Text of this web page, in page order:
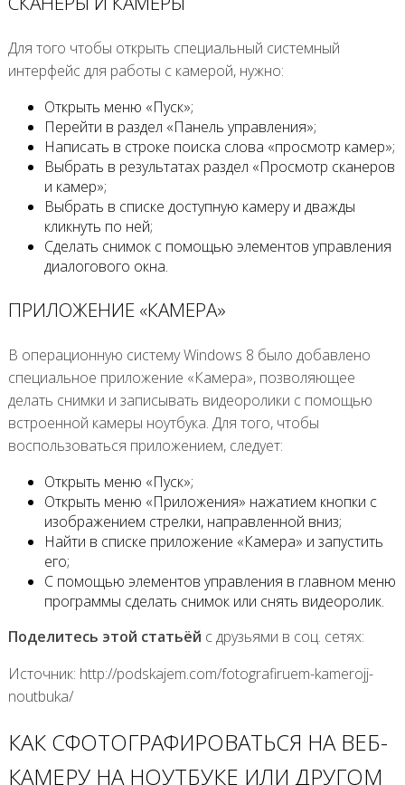
Для того чтобы открыть специальный системный
интерфейс для работы с камерой, нужно:
Открыть меню «Пуск»;
Перейти в раздел «Панель управления»;
Написать в строке поиска слова «просмотр камер»;
Выбрать в результатах раздел «Просмотр сканеров
и камер»;
Выбрать в списке доступную камеру и дважды
кликнуть по ней;
Сделать снимок с помощью элементов управления
диалогового окна.
ПРИЛОЖЕНИЕ «КАМЕРА»
В операционную систему Windows 8 было добавлено
специальное приложение «Камера», позволяющее
делать снимки и записывать видеоролики с помощью
встроенной камеры ноутбука. Для того, чтобы
воспользоваться приложением, следует:
Открыть меню «Пуск»;
Открыть меню «Приложения» нажатием кнопки с
изображением стрелки, направленной вниз;
Найти в списке приложение «Камера» и запустить
его;
С помощью элементов управления в главном меню
программы сделать снимок или снять видеоролик.
Поделитесь этой статьёй с друзьями в соц. сетях:
Источник: http://podskajem.com/fotografiruem-kamerojj-
noutbuka/
КАК СФОТОГРАФИРОВАТЬСЯ НА ВЕБ-
КАМЕРУ НА НОУТБУКЕ ИЛИ ДРУГОМ